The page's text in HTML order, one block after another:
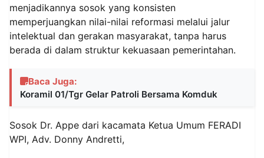
menjadikannya sosok yang konsisten
memperjuangkan nilai-nilai reformasi melalui jalur
intelektual dan gerakan masyarakat, tanpa harus
berada di dalam struktur kekuasaan pemerintahan.
Baca Juga:
Koramil 01/Tgr Gelar Patroli Bersama Komduk
Sosok Dr. Appe dari kacamata Ketua Umum FERADI
WPI, Adv. Donny Andretti,